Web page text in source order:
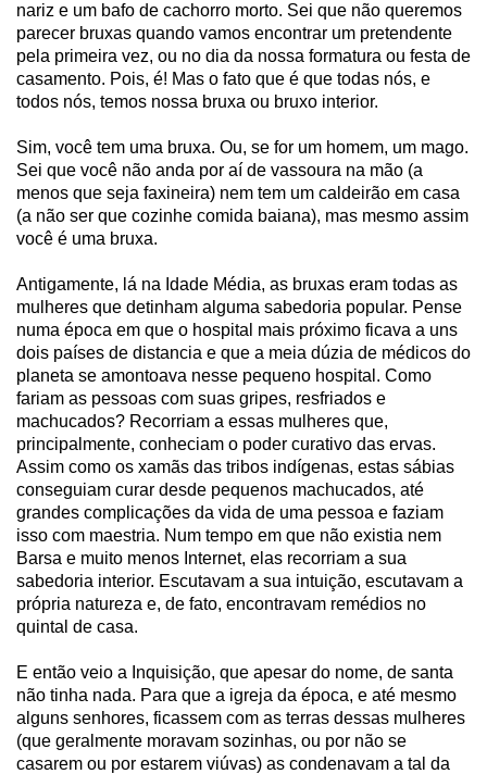
nariz e um bafo de cachorro morto. Sei que não queremos
parecer bruxas quando vamos encontrar um pretendente
pela primeira vez, ou no dia da nossa formatura ou festa de
casamento. Pois, é! Mas o fato que é que todas nós, e
todos nós, temos nossa bruxa ou bruxo interior.
Sim, você tem uma bruxa. Ou, se for um homem, um mago.
Sei que você não anda por aí de vassoura na mão (a
menos que seja faxineira) nem tem um caldeirão em casa
(a não ser que cozinhe comida baiana), mas mesmo assim
você é uma bruxa.
Antigamente, lá na Idade Média, as bruxas eram todas as
mulheres que detinham alguma sabedoria popular. Pense
numa época em que o hospital mais próximo ficava a uns
dois países de distancia e que a meia dúzia de médicos do
planeta se amontoava nesse pequeno hospital. Como
fariam as pessoas com suas gripes, resfriados e
machucados? Recorriam a essas mulheres que,
principalmente, conheciam o poder curativo das ervas.
Assim como os xamãs das tribos indígenas, estas sábias
conseguiam curar desde pequenos machucados, até
grandes complicações da vida de uma pessoa e faziam
isso com maestria. Num tempo em que não existia nem
Barsa e muito menos Internet, elas recorriam a sua
sabedoria interior. Escutavam a sua intuição, escutavam a
própria natureza e, de fato, encontravam remédios no
quintal de casa.
E então veio a Inquisição, que apesar do nome, de santa
não tinha nada. Para que a igreja da época, e até mesmo
alguns senhores, ficassem com as terras dessas mulheres
(que geralmente moravam sozinhas, ou por não se
casarem ou por estarem viúvas) as condenavam a tal da